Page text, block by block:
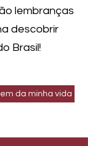
lembranças
descobrir
Brasil!
da minha vida